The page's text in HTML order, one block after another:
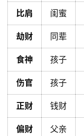
占
理
登录
比肩 闺蜜
劫财 同辈
食神 孩子
伤官 孩子
正财 钱财
偏财 父亲